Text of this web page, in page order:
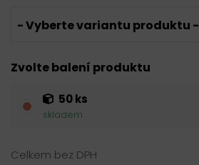
- Vyberte variantu produktu -
Zvolte balení produktu
50 ks
skladem
Celkem bez DPH